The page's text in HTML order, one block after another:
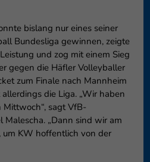
bislang nur eines seiner
Bundesliga gewinnen, zeigte
und zog mit einem Sieg
gegen die Häfler Volleyballer
zum Finale nach Mannheim
die Liga. „Wir haben
sagt VfB-
Malescha. „Dann sind wir am
um KW hoffentlich von der